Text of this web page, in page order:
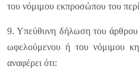
του νόμιμου εκπροσώπου του
9. Υπεύθυνη δήλωση του
ωφελούμενου ή του νόμιμου
αναφέρει ότι: